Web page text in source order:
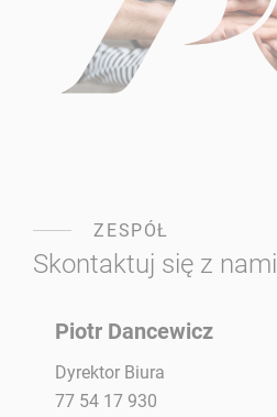
ZESPÓŁ
Skontaktuj się z nami
Piotr Dancewicz
Dyrektor Biura
77 54 17 930